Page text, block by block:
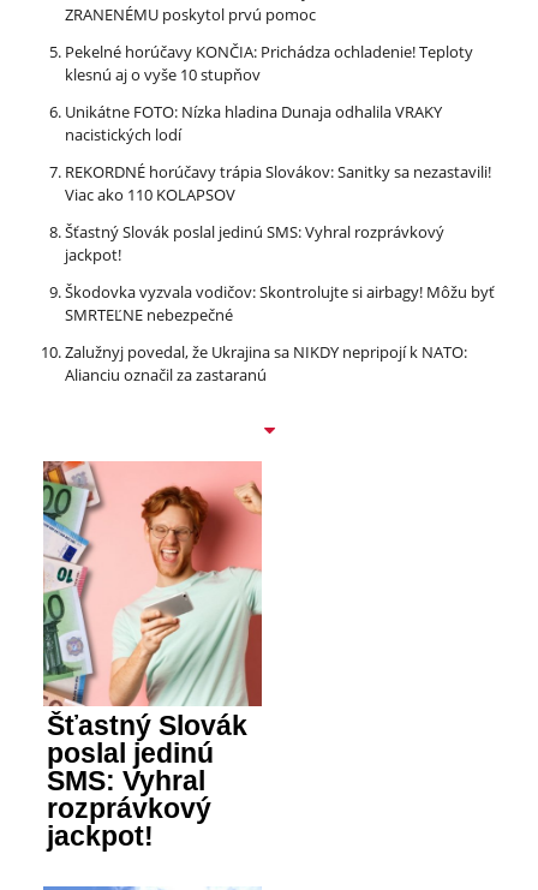
ZRANENÉMU poskytol prvú pomoc
Pekelné horúčavy KONČIA: Prichádza ochladenie! Teploty
klesnú aj o vyše 10 stupňov
Unikátne FOTO: Nízka hladina Dunaja odhalila VRAKY
nacistických lodí
REKORDNÉ horúčavy trápia Slovákov: Sanitky sa nezastavili!
Viac ako 110 KOLAPSOV
Šťastný Slovák poslal jedinú SMS: Vyhral rozprávkový
jackpot!
Škodovka vyzvala vodičov: Skontrolujte si airbagy! Môžu byť
SMRTEĽNE nebezpečné
Zalužnyj povedal, že Ukrajina sa NIKDY nepripojí k NATO:
Alianciu označil za zastaranú
Šťastný Slovák
poslal jedinú
SMS: Vyhral
rozprávkový
jackpot!